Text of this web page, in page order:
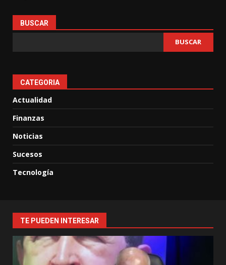
BUSCAR
BUSCAR
CATEGORIA
Actualidad
Finanzas
Noticias
Sucesos
Tecnología
TE PUEDEN INTERESAR